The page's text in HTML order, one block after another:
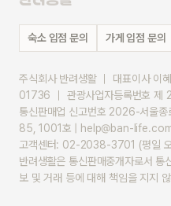
숙소 입점 문의 가게 입점 문의
주식회사 반려생활 ｜ 대표이사
01736 ｜ 관광사업자등록번호
통신판매업 신고번호 2026-서울
85, 1001호 | help@ban-
고객센터: 02-2038-3701 (평일
반려생활은 통신판매중개자로서 통
보 및 거래 등에 대해 책임을 지지